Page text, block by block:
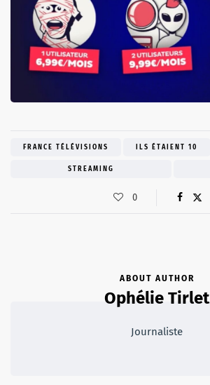
FRANCE TÉLÉVISIONS ILS ÉTAIENT 10
STREAMING
0
ABOUT AUTHOR
Ophélie Tirlet
Journaliste